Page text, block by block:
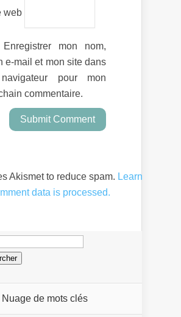
web
Enregistrer mon nom,
e-mail et mon site dans
pour mon
commentaire.
Akismet to reduce spam. Learn
data is processed.
:
Nuage de mots clés